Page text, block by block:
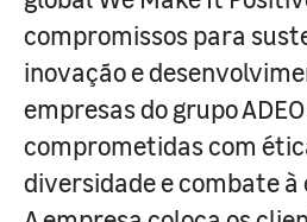
compromissos para
inovação e
empresas do grupo
comprometidas com
diversidade e combate